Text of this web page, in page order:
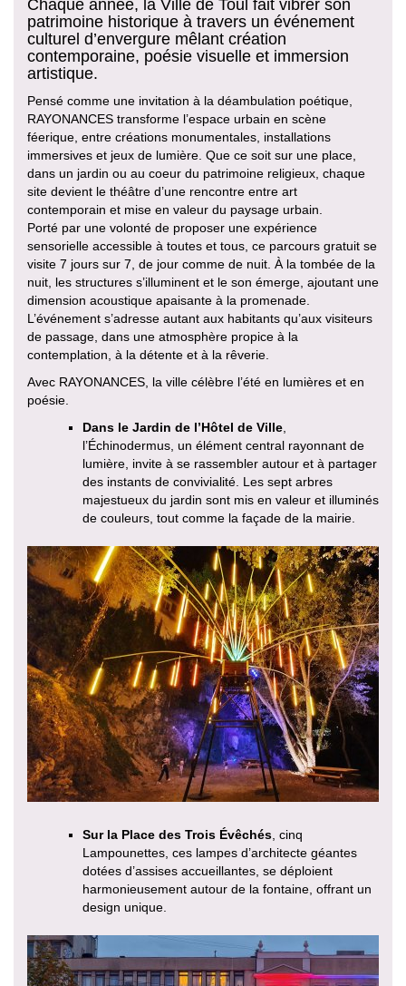
Chaque année, la Ville de Toul fait vibrer son
patrimoine historique à travers un événement
culturel d’envergure mêlant création
contemporaine, poésie visuelle et immersion
artistique.
Pensé comme une invitation à la déambulation poétique,
RAYONANCES transforme l’espace urbain en scène
féerique, entre créations monumentales, installations
immersives et jeux de lumière. Que ce soit sur une place,
dans un jardin ou au coeur du patrimoine religieux, chaque
site devient le théâtre d’une rencontre entre art
contemporain et mise en valeur du paysage urbain.
Porté par une volonté de proposer une expérience
sensorielle accessible à toutes et tous, ce parcours gratuit se
visite 7 jours sur 7, de jour comme de nuit. À la tombée de la
nuit, les structures s’illuminent et le son émerge, ajoutant une
dimension acoustique apaisante à la promenade.
L’événement s’adresse autant aux habitants qu’aux visiteurs
de passage, dans une atmosphère propice à la
contemplation, à la détente et à la rêverie.
Avec RAYONANCES, la ville célèbre l’été en lumières et en
poésie.
Dans le Jardin de l’Hôtel de Ville
l’Échinodermus, un élément central rayonnant de
lumière, invite à se rassembler autour et à partager
des instants de convivialité. Les sept arbres
majestueux du jardin sont mis en valeur et illuminés
de couleurs, tout comme la façade de la mairie.
Sur la Place des Trois Évêchés , cinq
Lampounettes, ces lampes d’architecte géantes
dotées d’assises accueillantes, se déploient
harmonieusement autour de la fontaine, offrant un
design unique.